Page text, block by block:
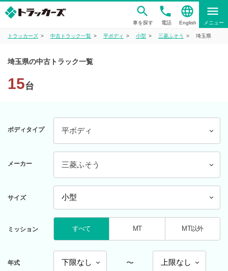
車を探す
phone
電話
language
English
menu
メニュー
トラッカーズ 中古トラック一覧 平ボディ 小型 三菱ふそう 埼玉県
埼玉県の中古トラック一覧
15台
ボディタイプ 平ボディ
メーカー 三菱ふそう
サイズ
ミッション すべて MT MT以外
年式 〜